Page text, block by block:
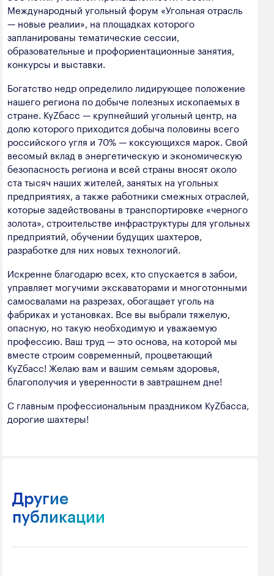
Пищевая промышленность
Международный угольный форум «Угольная отрасль
— новые реалии», на площадках которого
запланированы тематические сессии,
образовательные и профориентационные занятия,
конкурсы и выставки.
Богатство недр определило лидирующее положение
нашего региона по добыче полезных ископаемых в
стране. КуZбасс — крупнейший угольный центр, на
долю которого приходится добыча половины всего
российского угля и 70% — коксующихся марок. Свой
весомый вклад в энергетическую и экономическую
безопасность региона и всей страны вносят около
ста тысяч наших жителей, занятых на угольных
предприятиях, а также работники смежных отраслей,
которые задействованы в транспортировке «черного
золота», строительстве инфраструктуры для угольных
предприятий, обучении будущих шахтеров,
разработке для них новых технологий.
Искренне благодарю всех, кто спускается в забои,
управляет могучими экскаваторами и многотонными
самосвалами на разрезах, обогащает уголь на
фабриках и установках. Все вы выбрали тяжелую,
опасную, но такую необходимую и уважаемую
профессию. Ваш труд — это основа, на которой мы
вместе строим современный, процветающий
КуZбасс! Желаю вам и вашим семьям здоровья,
благополучия и уверенности в завтрашнем дне!
С главным профессиональным праздником КуZбасса,
дорогие шахтеры!
Другие
публикации